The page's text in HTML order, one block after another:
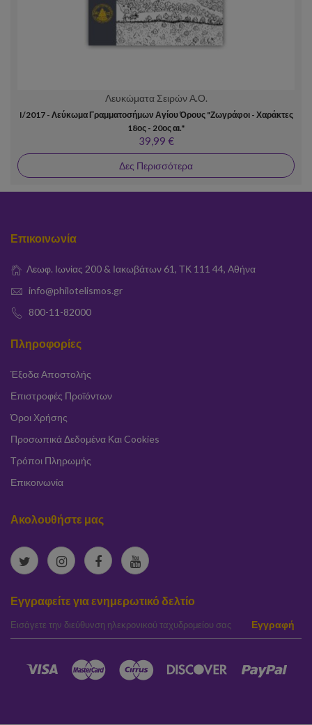
Λευκώματα Σειρών Α.Ο.
I/2017 - Λεύκωμα Γραμματοσήμων Αγίου Όρους "Ζωγράφοι - Χαράκτες
18ος - 20ος αι."
39,99 €
Δες Περισσότερα
Επικοινωνία
Λεωφ. Ιωνίας 200 & Ιακωβάτων 61, ΤΚ 111 44, Αθήνα
info@philotelismos.gr
800-11-82000
Πληροφορίες
Έξοδα Αποστολής
Επιστροφές Προϊόντων
Όροι Χρήσης
Προσωπικά Δεδομένα Και Cookies
Τρόποι Πληρωμής
Επικοινωνία
Ακολουθήστε μας
Εγγραφείτε για ενημερωτικό δελτίο
elta Εγγραφή